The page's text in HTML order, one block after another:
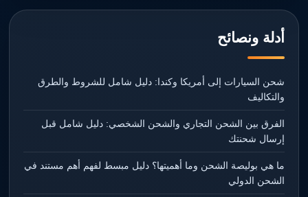
أدلة ونصائح
شحن السيارات إلى أمريكا وكندا: دليل شامل للشروط والطرق
والتكاليف
الفرق بين الشحن التجاري والشحن الشخصي: دليل شامل قبل
إرسال شحنتك
ما هي بوليصة الشحن وما أهميتها؟ دليل مبسط لفهم أهم مستند في
الشحن الدولي